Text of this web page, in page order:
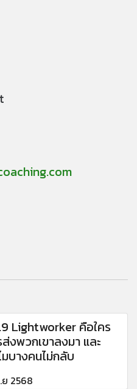
Lightworker คือใคร
ส่งพวกเขาลงมา และ
มบางคนไม่กลับ
.ย 2568